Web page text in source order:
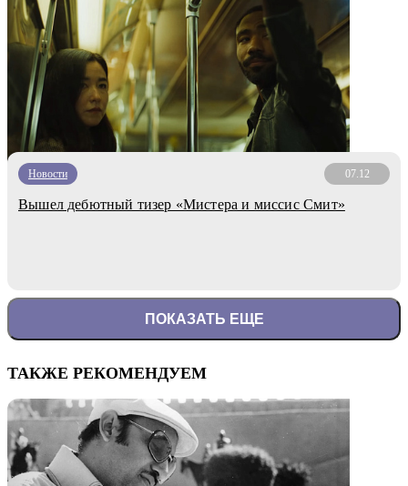
Новости 07.12
Вышел дебютный тизер «Мистера и миссис Смит»
ПОКАЗАТЬ ЕЩЕ
ТАКЖЕ РЕКОМЕНДУЕМ